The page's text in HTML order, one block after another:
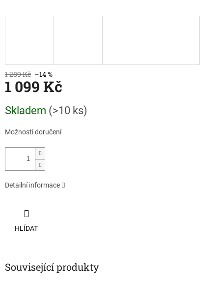
1 289 Kč –14 %
1 099 Kč
cena:
Skladem (>10 ks)
Možnosti doručení
Detailní informace
HLÍDAT
Související produkty